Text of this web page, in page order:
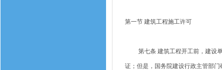
第一节 建筑工程施工许可
第七条 建筑工程开工前，建设单
证；但是，国务院建设行政主管部